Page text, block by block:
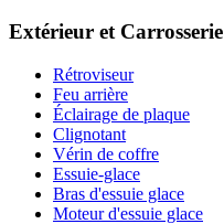
Extérieur et Carrosserie
Rétroviseur
Feu arrière
Éclairage de plaque
Clignotant
Vérin de coffre
Essuie-glace
Bras d'essuie glace
Moteur d'essuie glace